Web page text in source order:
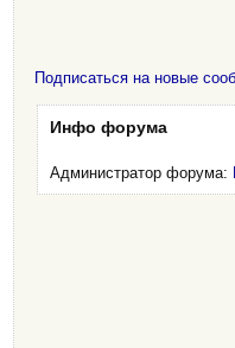
Подписаться на новые
Инфо форума
Администратор форума: